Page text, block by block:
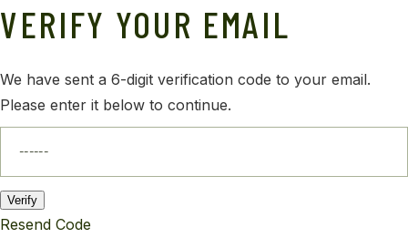
VERIFY YOUR EMAIL
We have sent a 6-digit verification code to your email.
Please enter it below to continue.
Verify
Resend Code